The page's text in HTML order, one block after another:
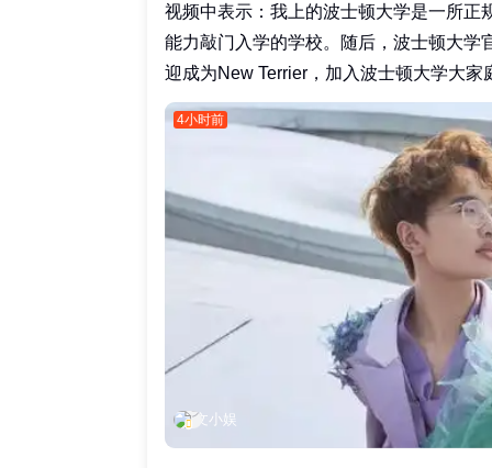
视频中表示：我上的波士顿大学是一所正
能力敲门入学的学校。随后，波士顿大学
迎成为New Terrier，加入波士顿大学大家
4小时前
文小娱